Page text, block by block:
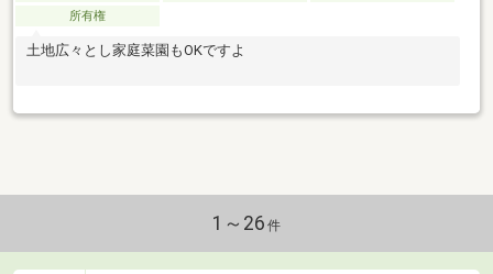
所有権
土地広々とし家庭菜園もOKですよ
1～26 件